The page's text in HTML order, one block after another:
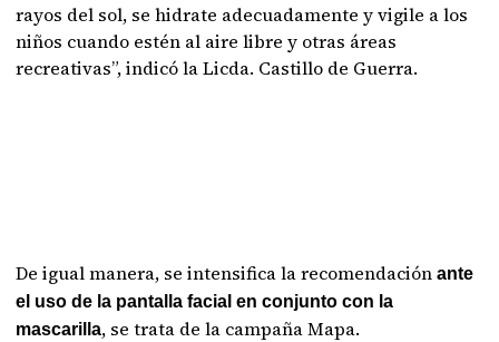
rayos del sol, se hidrate adecuadamente y vigile a los
niños cuando estén al aire libre y otras áreas
recreativas”, indicó la Licda. Castillo de Guerra.
De igual manera, se intensifica la recomendaciónante
el uso de la pantalla facial en conjunto con la
mascarilla, se trata de la campaña Mapa.